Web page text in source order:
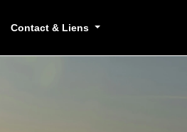
Contact & Liens